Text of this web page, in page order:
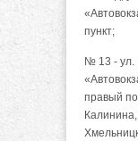
пункт;
№ 13 - ул.
правый